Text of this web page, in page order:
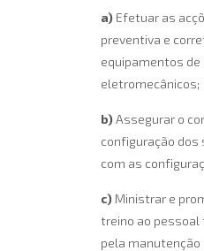
a) Efetuar as
preventiva e
equipamentos de
eletromecânicos;
b)Assegurar o
configuração dos
com as
c) Ministrar e
treino ao pessoal
pela